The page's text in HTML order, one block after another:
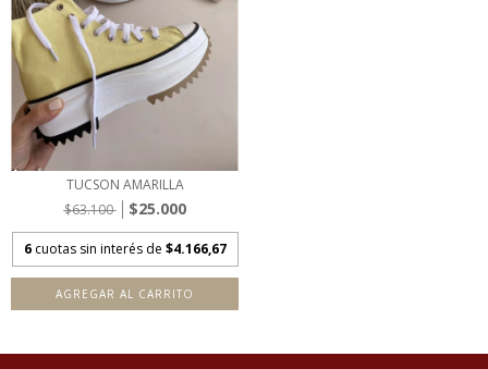
TUCSON AMARILLA
$63.100
$25.000
6 cuotas sin interés de $4.166,67
AGREGAR AL CARRITO